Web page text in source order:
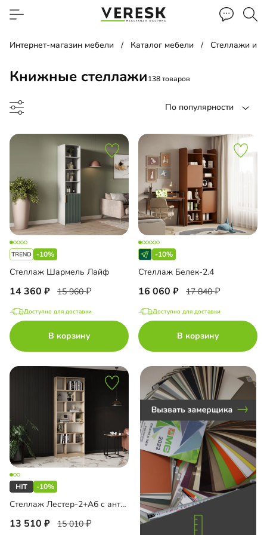
Интернет-магазин мебели Каталог мебели Стеллажи и
Книжные стеллажи138 товаров
По популярности
библиотека
стеллаж
до
до
до
-10%
Стеллаж Шармель Лайф
14 360 15 960
Доступно для доставки
В корзину
-10%
Стеллаж Белек-2.4
16 060 17 840
Доступно для доставки
В корзину
-10%
Стеллаж Лестер-2+А6 с антресолью
13 510 15 010